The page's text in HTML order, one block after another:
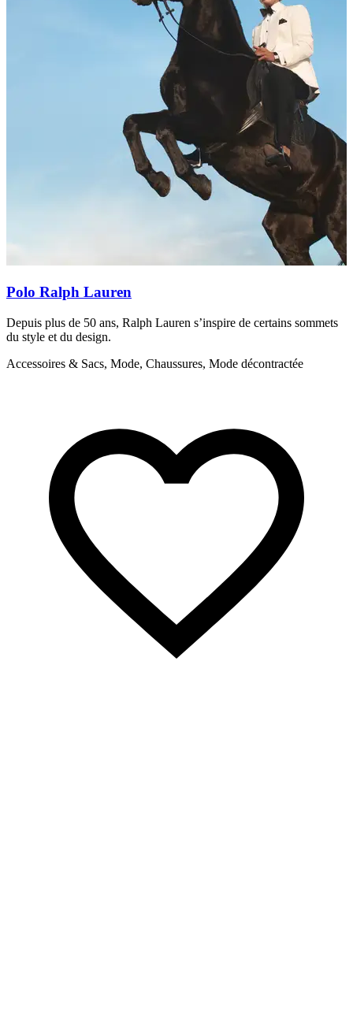
Polo Ralph Lauren
Depuis plus de 50 ans, Ralph Lauren s’inspire de certains sommets
du style et du design.
Accessoires & Sacs, Mode, Chaussures, Mode décontractée